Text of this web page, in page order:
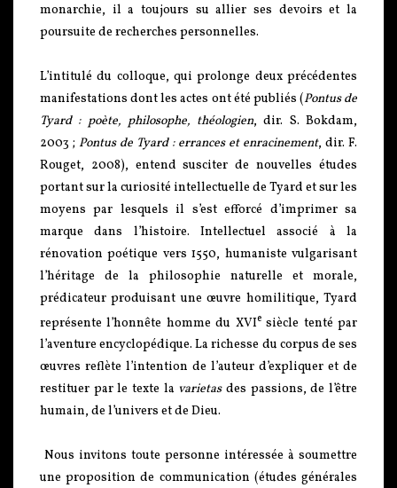
monarchie, il a toujours su allier ses devoirs et la
poursuite de recherches personnelles.
L’intitulé du colloque, qui prolonge deux précédentes
manifestations dont les actes ont été publiés (Pontus de
Tyard : poète, philosophe, théologien, dir. S. Bokdam,
2003 ; Pontus de Tyard : errances et enracinement, dir. F.
Rouget, 2008), entend susciter de nouvelles études
portant sur la curiosité intellectuelle de Tyard et sur les
moyens par lesquels il s’est efforcé d’imprimer sa
marque dans l’histoire. Intellectuel associé à la
rénovation poétique vers 1550, humaniste vulgarisant
l’héritage de la philosophie naturelle et morale,
prédicateur produisant une œuvre homilitique, Tyard
représente l’honnête homme du XVIesiècle tenté par
l’aventure encyclopédique. La richesse du corpus de ses
œuvres reflète l’intention de l’auteur d’expliquer et de
restituer par le texte la varietasdes passions, de l’être
humain, de l’univers et de Dieu.
Nous invitons toute personne intéressée à soumettre
une proposition de communication (études générales